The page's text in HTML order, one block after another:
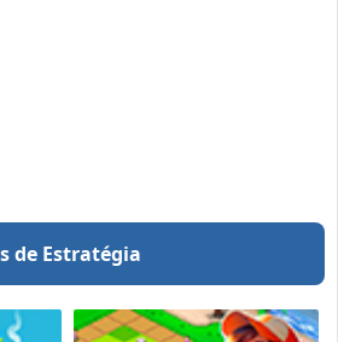
de Estratégia